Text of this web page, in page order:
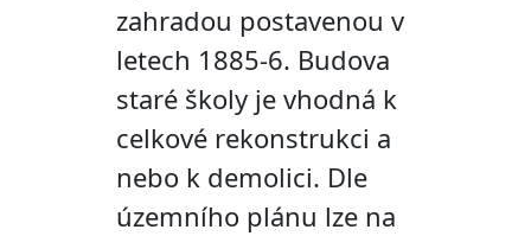
zahradou postavenou v
letech 1885-6. Budova
staré školy je vhodná k
celkové rekonstrukci a
nebo k demolici. Dle
územního plánu lze na